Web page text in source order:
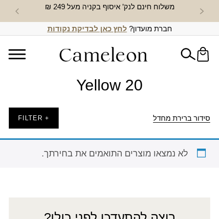
משלוח חינם לנק’ איסוף בקניה מעל 249 ₪ חדש
חברת מועדון? לחץ כאן לבדיקת נקודות
Yellow 20
סידור ברירת מחדל + FILTER
לא נמצאו מוצרים התואמים את בחירתך.